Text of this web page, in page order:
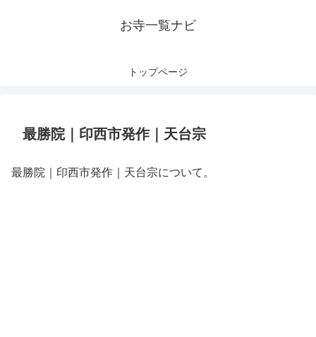
お寺一覧ナビ
トップページ
最勝院｜印西市発作｜天台宗
最勝院｜印西市発作｜天台宗について。